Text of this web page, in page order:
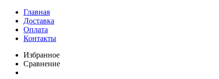
Главная
Доставка
Оплата
Контакты
Избранное
Сравнение